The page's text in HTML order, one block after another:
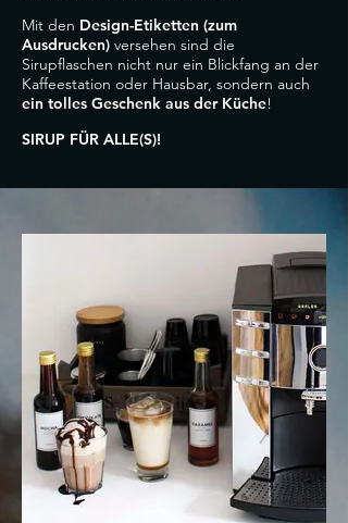
Mit den Design-Etiketten (zum
Ausdrucken) versehen sind die
Sirupflaschen nicht nur ein Blickfang an der
Kaffeestation oder Hausbar, sondern auch
ein tolles Geschenk aus der Küche!
SIRUP FÜR ALLE(S)!